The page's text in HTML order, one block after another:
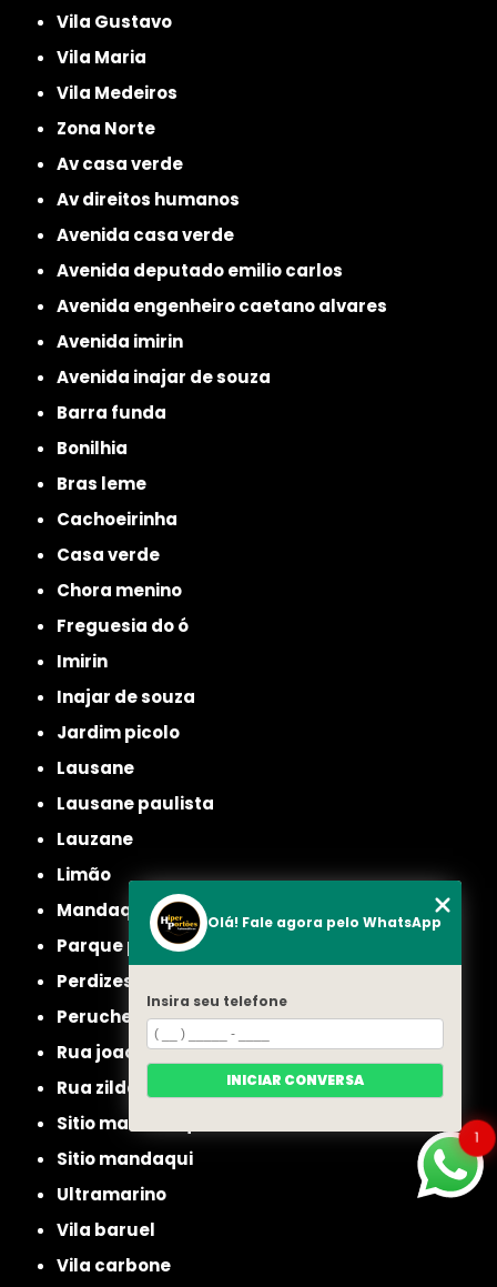
Vila Gustavo
Vila Maria
Vila Medeiros
Zona Norte
av casa verde
av direitos humanos
avenida casa verde
avenida deputado emilio carlos
avenida engenheiro caetano alvares
avenida imirin
avenida inajar de souza
barra funda
bonilhia
bras leme
cachoeirinha
casa verde
chora menino
freguesia do ó
imirin
inajar de souza
jardim picolo
lausane
lausane paulista
lauzane
limão
mandaqui
parque peruche
perdizes
peruche
rua joao ruthe
rua zilda
sitio manda aqui
sitio mandaqui
ultramarino
vila baruel
vila carbone
1
Olá! Fale agora pelo WhatsApp
Insira seu telefone
INICIAR CONVERSA